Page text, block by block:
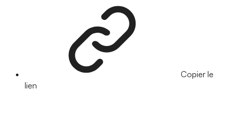
Copier le
lien